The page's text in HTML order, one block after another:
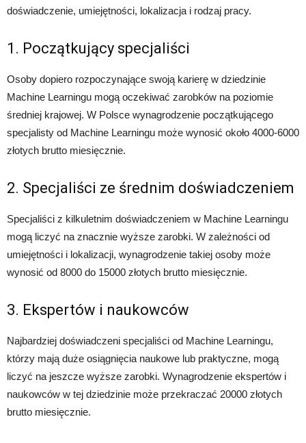
doświadczenie, umiejętności, lokalizacja i rodzaj pracy.
1. Początkujący specjaliści
Osoby dopiero rozpoczynające swoją karierę w dziedzinie
Machine Learningu mogą oczekiwać zarobków na poziomie
średniej krajowej. W Polsce wynagrodzenie początkującego
specjalisty od Machine Learningu może wynosić około 4000-6000
złotych brutto miesięcznie.
2. Specjaliści ze średnim doświadczeniem
Specjaliści z kilkuletnim doświadczeniem w Machine Learningu
mogą liczyć na znacznie wyższe zarobki. W zależności od
umiejętności i lokalizacji, wynagrodzenie takiej osoby może
wynosić od 8000 do 15000 złotych brutto miesięcznie.
3. Ekspertów i naukowców
Najbardziej doświadczeni specjaliści od Machine Learningu,
którzy mają duże osiągnięcia naukowe lub praktyczne, mogą
liczyć na jeszcze wyższe zarobki. Wynagrodzenie ekspertów i
naukowców w tej dziedzinie może przekraczać 20000 złotych
brutto miesięcznie.